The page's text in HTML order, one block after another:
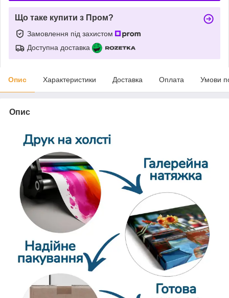
Що таке купити з Пром?
Замовлення під захистом
Доступна доставка
Опис Характеристики Доставка Оплата Умови
Опис